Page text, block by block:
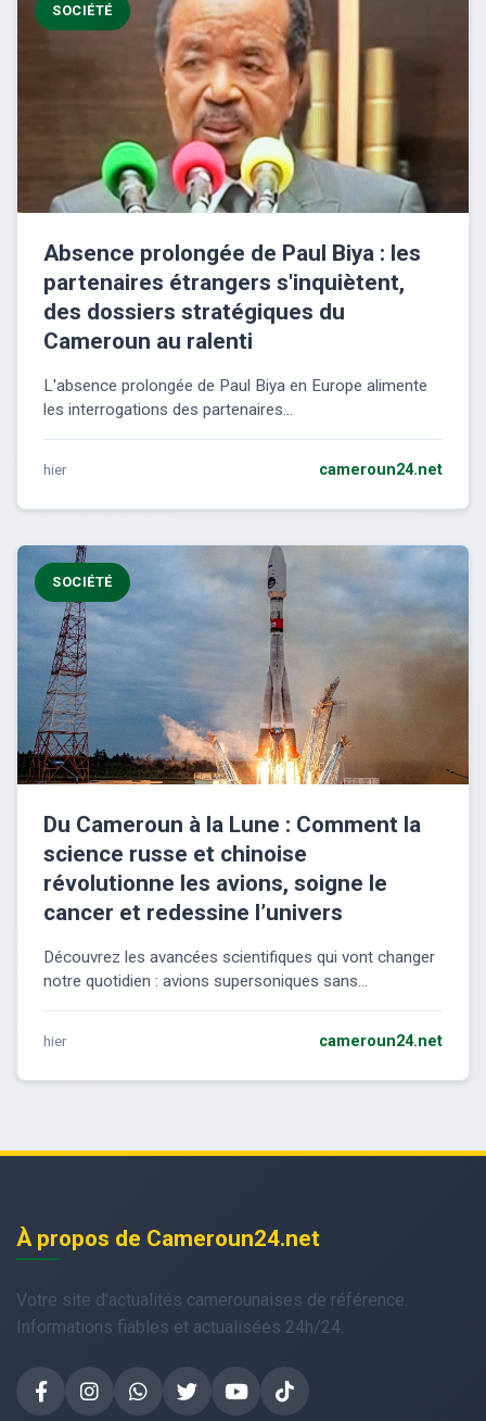
SOCIÉTÉ
Absence prolongée de Paul Biya : les
partenaires étrangers s'inquiètent,
des dossiers stratégiques du
Cameroun au ralenti
L'absence prolongée de Paul Biya en Europe alimente
les interrogations des partenaires...
hier cameroun24.net
SOCIÉTÉ
Du Cameroun à la Lune : Comment la
science russe et chinoise
révolutionne les avions, soigne le
cancer et redessine l’univers
Découvrez les avancées scientifiques qui vont changer
notre quotidien : avions supersoniques sans...
hier cameroun24.net
À propos de Cameroun24.net
Votre site d'actualités camerounaises de référence.
Informations fiables et actualisées 24h/24.